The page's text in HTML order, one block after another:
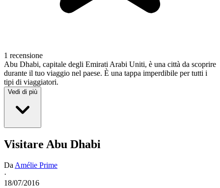
1 recensione
Abu Dhabi, capitale degli Emirati Arabi Uniti, è una città da scoprire
durante il tuo viaggio nel paese. È una tappa imperdibile per tutti i
tipi di viaggiatori.
Vedi di più
Visitare Abu Dhabi
Da Amélie Prime
·
18/07/2016